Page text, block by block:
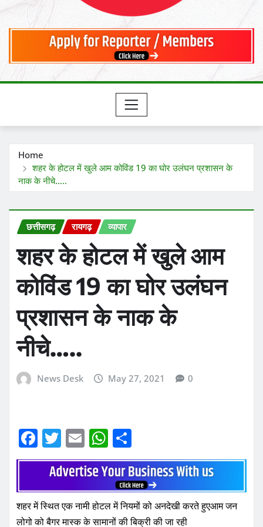
Home
शहर के होटल में खुले आम कोविंड 19 का घोर उलंघन प्रशासन के
नाक के नीचे…..
छत्तीसगढ़ रायगढ़ व्यापार
शहर के होटल में खुले आम
कोविंड 19 का घोर उलंघन
प्रशासन के नाक के
नीचे…..
News Desk May 27, 2021 0
F
a
e
b
T
w
it
te
r
E
m
ai
l
W
h
at
s
A
h
ar
e
शहर में स्थित एक नामी होटल में नियमों को अनदेखी करते हुएआम जन
लोगो को बैगर मास्क के सामानों की बिक्री की जा रही